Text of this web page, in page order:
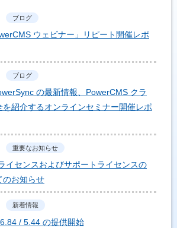
ブログ
ウェビナー」リピート開催レポ
ブログ
の最新情報、PowerCMS クラ
を紹介するオンラインセミナー開催レポ
重要なお知らせ
イセンスおよびサポートライセンスの
のお知らせ
新着情報
/ 5.44 の提供開始